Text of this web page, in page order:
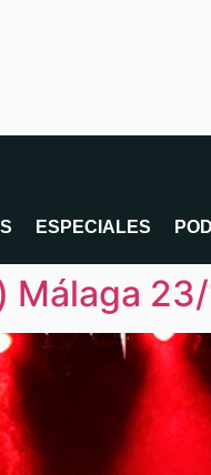
ESPECIALES
Málaga